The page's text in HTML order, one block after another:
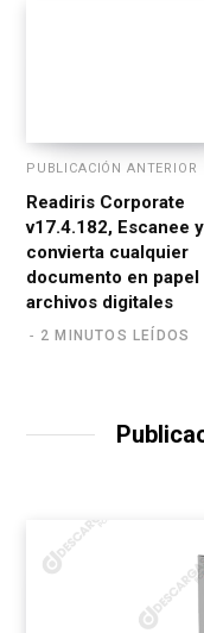
PUBLICACIÓN ANTERIOR
Readiris Corporate
v17.4.182, Escanee y
convierta cualquier
documento en papel
archivos digitales
2 MINUTOS LEÍDOS